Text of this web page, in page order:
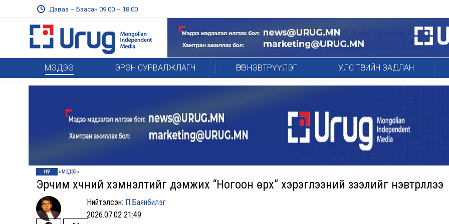
Даваа – Баасан 09:00 – 18:00
МЭДЭЭ ЭРЭН СУРВАЛЖЛАГЧ ӨРӨГ НЭВТРҮҮЛЭГ УЛС ТӨРИЙН ЗАДЛАН
НҮҮР » МЭДЭЭ»
Эрчим хүчний хэмнэлтийг дэмжих “Ногоон өрх” хэрэглээний зээлийг нэвтрүүллээ
Нийтэлсэн: П Баянбилэг
2026.07.02 21:49